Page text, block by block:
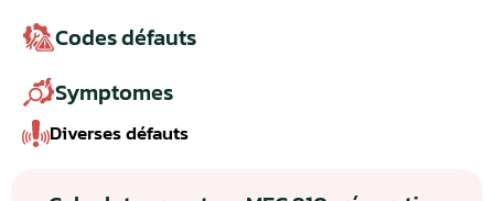
Codes défauts
Symptomes
Diverses défauts